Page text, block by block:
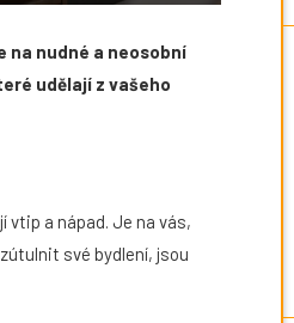
na nudné a neosobní
udělají z vašeho
vtip a nápad. Je na vás,
své bydlení, jsou